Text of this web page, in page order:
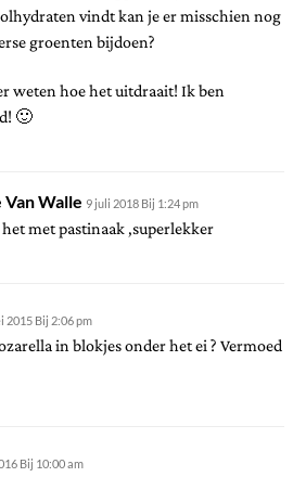
vindt kan je er misschien nog
groenten bijdoen?
weten hoe het uitdraait! Ik ben
🙂
Van Walle 9 juli 2018 Bij 1:24 pm
met pastinaak ,superlekker
2015 Bij 2:06 pm
in blokjes onder het ei ? Vermoed
Bij 10:00 am